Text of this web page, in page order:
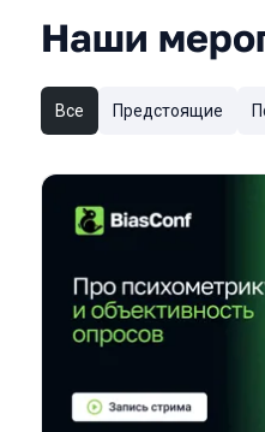
Наши
Все Предстоящие